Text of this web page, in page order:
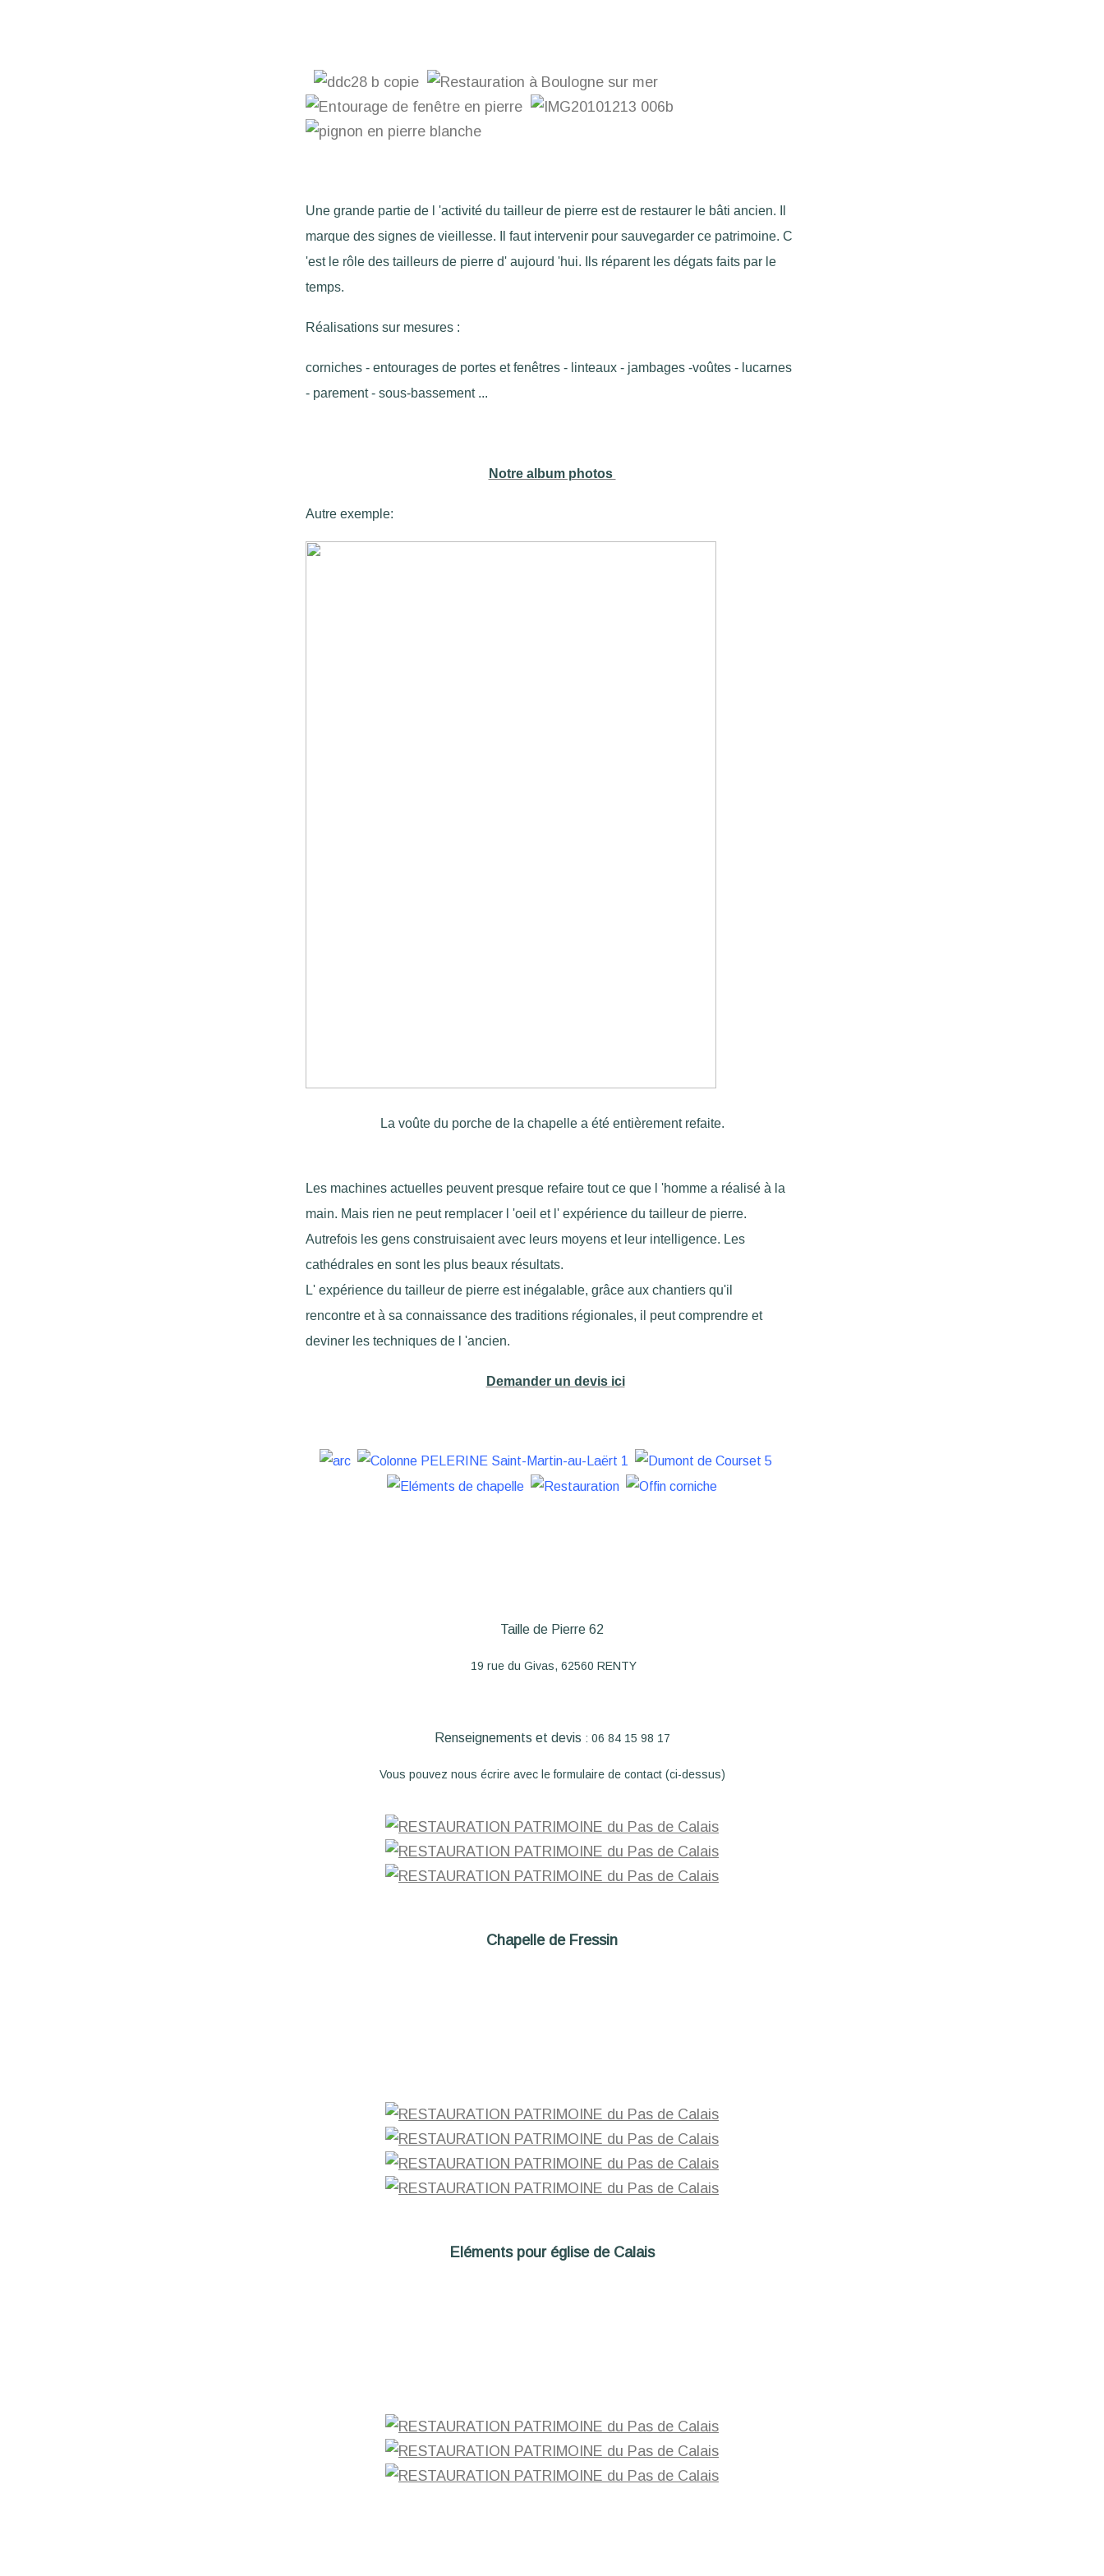
Une grande partie de l 'activité du tailleur de pierre est de restaurer le bâti ancien. Il
marque des signes de vieillesse. Il faut intervenir pour sauvegarder ce patrimoine. C
'est le rôle des tailleurs de pierre d' aujourd 'hui. Ils réparent les dégats faits par le
temps.
Réalisations sur mesures :
​corniches - entourages de portes et fenêtres - linteaux - jambages -voûtes - lucarnes
- parement - sous-bassement ...
Notre album photos
Autre exemple:
La voûte du porche de la chapelle a été entièrement refaite.
Les machines actuelles peuvent presque refaire tout ce que l 'homme a réalisé à la
main. Mais rien ne peut remplacer l 'oeil et l' expérience du tailleur de pierre.
Autrefois les gens construisaient avec leurs moyens et leur intelligence. Les
cathédrales en sont les plus beaux résultats.
L' expérience du tailleur de pierre est inégalable, grâce aux chantiers qu'il
rencontre et à sa connaissance des traditions régionales, il peut comprendre et
deviner les techniques de l 'ancien.
Demander un devis ici
Taille de Pierre 62
19 rue du Givas, 62560 RENTY
Renseignements et devis : 06 84 15 98 17
Vous pouvez nous écrire avec le formulaire de contact(ci-dessus)
Chapelle de Fressin
Eléments pour église de Calais